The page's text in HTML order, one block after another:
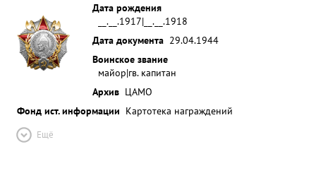
Дата рождения
__.__.1917|__.__.1918
Дата документа 29.04.1944
Воинское звание
майор|гв. капитан
Архив ЦАМО
Фонд ист. информации Картотека награждений
Ещё